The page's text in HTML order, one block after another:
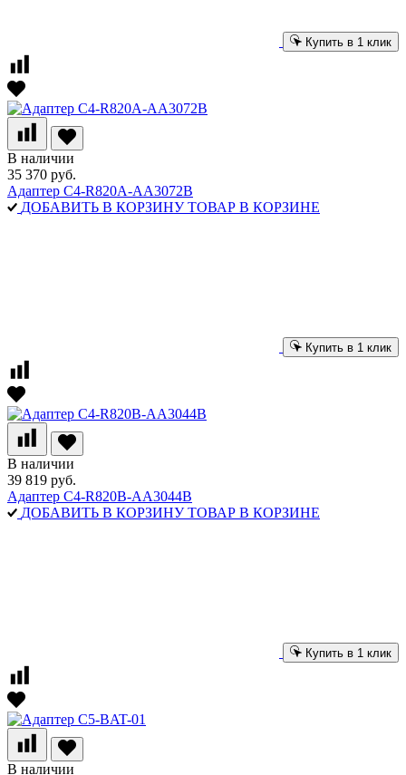
Купить в 1 клик
В наличии
35 370 руб.
Адаптер C4-R820A-AA3072B
ДОБАВИТЬ В КОРЗИНУ ТОВАР В КОРЗИНЕ
Купить в 1 клик
В наличии
39 819 руб.
Адаптер C4-R820B-AA3044B
ДОБАВИТЬ В КОРЗИНУ ТОВАР В КОРЗИНЕ
Купить в 1 клик
В наличии